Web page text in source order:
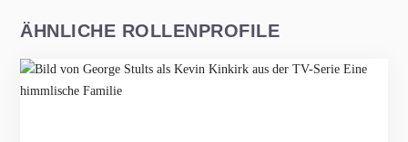
ÄHNLICHE ROLLENPROFILE